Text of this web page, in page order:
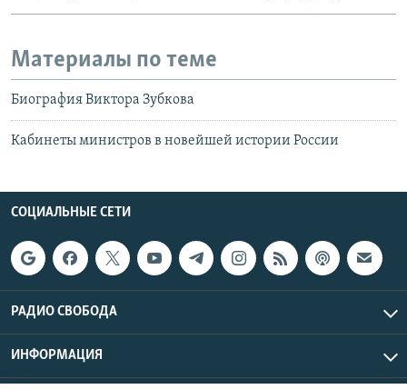
Материалы по теме
Биография Виктора Зубкова
Кабинеты министров в новейшей истории России
СОЦИАЛЬНЫЕ СЕТИ
РАДИО СВОБОДА
ИНФОРМАЦИЯ